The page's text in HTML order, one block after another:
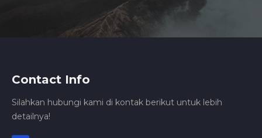
Contact Info
Silahkan hubungi kami di kontak berikut untuk lebih
detailnya!